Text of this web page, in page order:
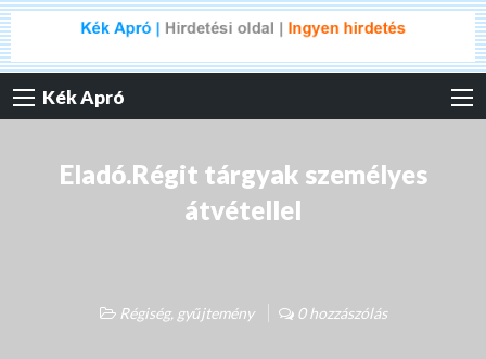
Kék Apró
Eladó.Régit tárgyak személyes
átvétellel
Régiség, gyűjtemény 0 hozzászólás